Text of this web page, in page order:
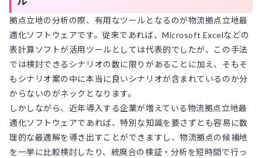
拠点立地の分析の際、有用なツールとなるのが物流拠点立地最
適化ソフトウェアです。従来であれば、Microsoft Excelなどの
表計算ソフトが活用ツールとしては代表的でしたが、この手法
では検討できるシナリオの数に限りがあることに加え、そもそ
もシナリオ案の中に本当に良いシナリオが含まれているのか分
からないのがネックとなります。
しかしながら、近年導入する企業が増えている物流拠点立地最
適化ソフトウェアであれば、特別な知識を要さずとも容易に数
理的な最適解を導き出すことができますし、物流拠点の候補地
を一挙に比較検討したり、統廃合の検証・分析を短時間で行っ